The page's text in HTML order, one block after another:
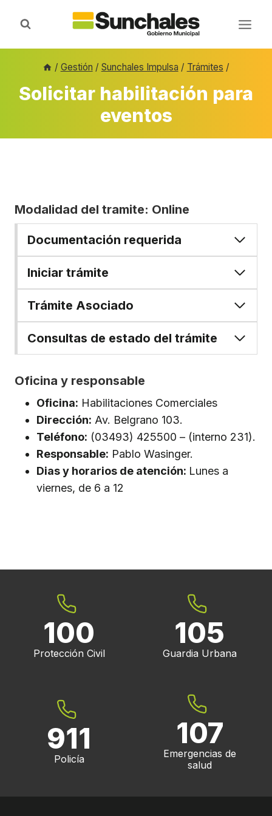
/ Gestión / Sunchales Impulsa / Trámites /
Solicitar habilitación para
eventos
Modalidad del tramite: Online
Documentación requerida
Iniciar trámite
Trámite Asociado
Consultas de estado del trámite
Oficina y responsable
Oficina: Habilitaciones Comerciales
Dirección: Av. Belgrano 103.
Teléfono: (03493) 425500 – (interno 231).
Responsable: Pablo Wasinger.
Dias y horarios de atención: Lunes a
viernes, de 6 a 12
100
Protección Civil
105
Guardia Urbana
911
Policía
107
Emergencias de
salud